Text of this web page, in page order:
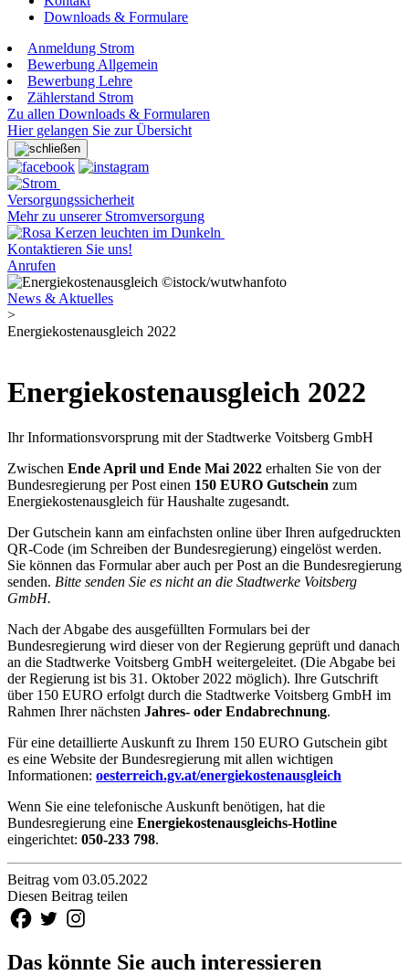
Downloads & Formulare
Anmeldung Strom
Bewerbung Allgemein
Bewerbung Lehre
Zählerstand Strom
Zu allen Downloads & Formularen
Hier gelangen Sie zur Übersicht
Versorgungssicherheit
Mehr zu unserer Stromversorgung
Kontaktieren Sie uns!
Anrufen
©istock/wutwhanfoto
News & Aktuelles
>
Energiekostenausgleich 2022
Energiekostenausgleich 2022
Ihr Informationsvorsprung mit der Stadtwerke Voitsberg GmbH
Zwischen Ende April und Ende Mai 2022 erhalten Sie von der
Bundesregierung per Post einen 150 EURO Gutschein zum
Energiekostenausgleich für Haushalte zugesandt.
Der Gutschein kann am einfachsten online über Ihren aufgedruckten
QR-Code (im Schreiben der Bundesregierung) eingelöst werden.
Sie können das Formular aber auch per Post an die Bundesregierung
senden. Bitte senden Sie es nicht an die Stadtwerke Voitsberg
GmbH.
Nach der Abgabe des ausgefüllten Formulars bei der
Bundesregierung wird dieser von der Regierung geprüft und danach
an die Stadtwerke Voitsberg GmbH weitergeleitet. (Die Abgabe bei
der Regierung ist bis 31. Oktober 2022 möglich). Ihre Gutschrift
über 150 EURO erfolgt durch die Stadtwerke Voitsberg GmbH im
Rahmen Ihrer nächsten Jahres- oder Endabrechnung.
Für eine detaillierte Auskunft zu Ihrem 150 EURO Gutschein gibt
es eine Website der Bundesregierung mit allen wichtigen
Informationen: oesterreich.gv.at/energiekostenausgleich
Wenn Sie eine telefonische Auskunft benötigen, hat die
Bundesregierung eine Energiekostenausgleichs-Hotline
eingerichtet: 050-233 798.
Beitrag vom 03.05.2022
Diesen Beitrag teilen
Das könnte Sie auch interessieren